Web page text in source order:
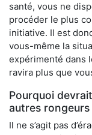
santé, vous ne
procéder le plus
initiative. Il est
vous-même la
expérimenté dans
ravira plus que
Pourquoi
autres rongeurs
Il ne s’agit pas